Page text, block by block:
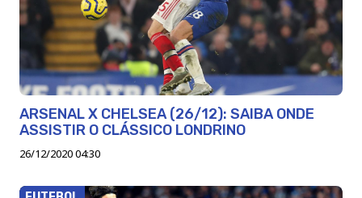
ARSENAL X CHELSEA (26/12): SAIBA ONDE
ASSISTIR O CLÁSSICO LONDRINO
26/12/2020 04:30